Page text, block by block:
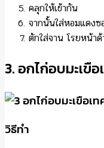
คลุกให้เข้ากัน
จากนั้นใส่หอมแดง
ตักใส่จาน โรยหน้า
3. อกไก่อบมะเขือ
วิธีทำ